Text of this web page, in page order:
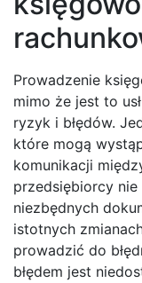
Prowadzenie
mimo że jest to
ryzyk i błędów.
które mogą
komunikacji
przedsiębiorcy
niezbędnych
istotnych
prowadzić do
błędem jest